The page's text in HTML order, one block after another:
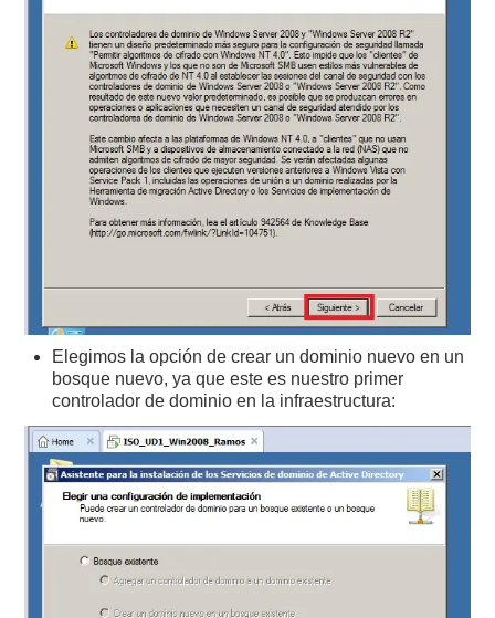
Elegimos la opción de crear un dominio nuevo en un
bosque nuevo, ya que este es nuestro primer
controlador de dominio en la infraestructura: